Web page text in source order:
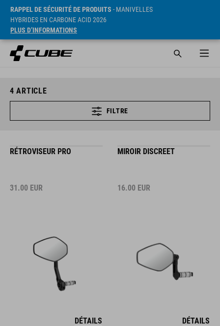
RAPPEL DE SÉCURITÉ DE PRODUITS - MANIVELLES
HYBRIDES EN CARBONE ACID 2026
PLUS D’INFORMATIONS
4 ARTICLE
FILTRE
RÉTROVISEUR PRO
31.00 EUR
DÉTAILS
MIROIR DISCREET
16.00 EUR
DÉTAILS